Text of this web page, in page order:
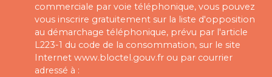
commerciale par voie téléphonique, vous pouvez
vous inscrire gratuitement sur la liste d'opposition
au démarchage téléphonique, prévu par l'article
L223-1 du code de la consommation, sur le site
Internet www.bloctel.gouv.fr ou par courrier
adressé à :